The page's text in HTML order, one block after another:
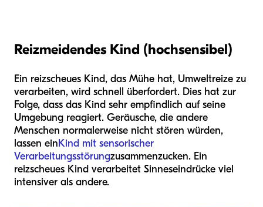
Reizmeidendes Kind (hochsensibel)
Ein reizscheues Kind, das Mühe hat, Umweltreize zu
verarbeiten, wird schnell überfordert. Dies hat zur
Folge, dass das Kind sehr empfindlich auf seine
Umgebung reagiert. Geräusche, die andere
Menschen normalerweise nicht stören würden,
lassen einKind mit sensorischer
Verarbeitungsstörungzusammenzucken. Ein
reizscheues Kind verarbeitet Sinneseindrücke viel
intensiver als andere.